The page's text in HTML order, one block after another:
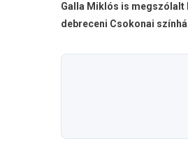
Galla Miklós is megszólalt
debreceni Csokonai